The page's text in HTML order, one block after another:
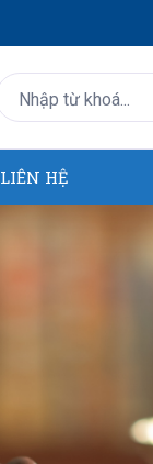
LIÊN HỆ